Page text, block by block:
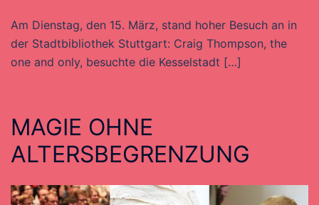
Am Dienstag, den 15. März, stand hoher Besuch an in
der Stadtbibliothek Stuttgart: Craig Thompson, the
one and only, besuchte die Kesselstadt […]
MAGIE OHNE
ALTERSBEGRENZUNG